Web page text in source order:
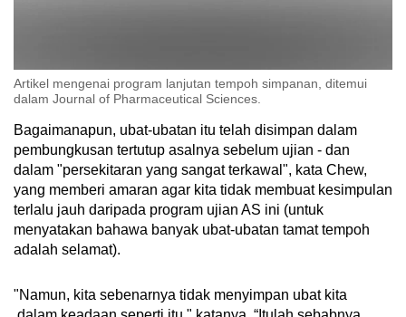
Artikel mengenai program lanjutan tempoh simpanan, ditemui
dalam Journal of Pharmaceutical Sciences.
Bagaimanapun, ubat-ubatan itu telah disimpan dalam
pembungkusan tertutup asalnya sebelum ujian - dan
dalam "persekitaran yang sangat terkawal", kata Chew,
yang memberi amaran agar kita tidak membuat kesimpulan
terlalu jauh daripada program ujian AS ini (untuk
menyatakan bahawa banyak ubat-ubatan tamat tempoh
adalah selamat).
"Namun, kita sebenarnya tidak menyimpan ubat kita